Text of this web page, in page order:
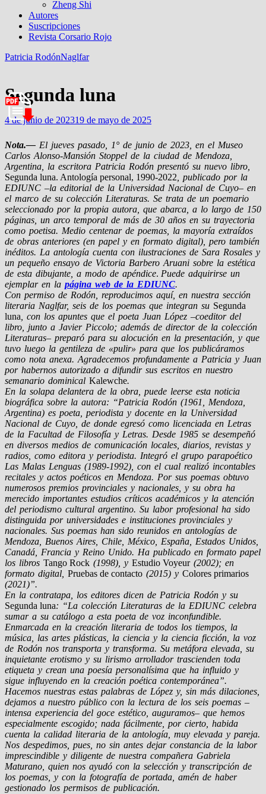
Zheng Shi
Autores
Suscripciones
Revista Corsario Rojo
Patricia RodónNaglfar
Segunda luna
4 de junio de 202319 de mayo de 2025
Nota.— El jueves pasado, 1° de junio de 2023, en el Museo
Carlos Alonso-Mansión Stoppel de la ciudad de Mendoza,
Argentina, la escritora Patricia Rodón presentó su nuevo libro,
Segunda luna. Antología personal, 1990-2022, publicado por la
EDIUNC –la editorial de la Universidad Nacional de Cuyo– en
el marco de su colección Literaturas. Se trata de un poemario
seleccionado por la propia autora, que abarca, a lo largo de 150
páginas, un arco temporal de más de 30 años en su trayectoria
como poetisa. Medio centenar de poemas, la mayoría extraídos
de obras anteriores (en papel y en formato digital), pero también
inéditos. La antología cuenta con ilustraciones de Sara Rosales y
un pequeño ensayo de Victoria Barbero Aruani sobre la estética
de esta dibujante, a modo de apéndice. Puede adquirirse un
ejemplar en la página web de la EDIUNC.
Con permiso de Rodón, reproducimos aquí, en nuestra sección
literaria Naglfar, seis de los poemas que integran su Segunda
luna, con los apuntes que el poeta Juan López –coeditor del
libro, junto a Javier Piccolo; además de director de la colección
Literaturas– preparó para su alocución en la presentación, y que
tuvo luego la gentileza de «pulir» para que los publicáramos
como nota anexa. Agradecemos profundamente a Patricia y Juan
por habernos autorizado a difundir sus escritos en nuestro
semanario dominical Kalewche.
En la solapa delantera de la obra, puede leerse esta noticia
biográfica sobre la autora: “Patricia Rodón (1961, Mendoza,
Argentina) es poeta, periodista y docente en la Universidad
Nacional de Cuyo, de donde egresó como licenciada en Letras
de la Facultad de Filosofía y Letras. Desde 1985 se desempeñó
en diversos medios de comunicación locales, diarios, revistas y
radios, como editora y periodista. Integró el grupo parapoético
Las Malas Lenguas (1989-1992), con el cual realizó incontables
recitales y actos poéticos en Mendoza. Por sus poemas obtuvo
numerosos premios provinciales y nacionales, y su obra ha
merecido importantes estudios críticos académicos y la atención
del periodismo cultural argentino. Su labor profesional ha sido
distinguida por universidades e instituciones provinciales y
nacionales. Sus poemas han sido reunidos en antologías de
Mendoza, Buenos Aires, Chile, México, España, Estados Unidos,
Canadá, Francia y Reino Unido. Ha publicado en formato papel
los libros Tango Rock (1998), y Estudio Voyeur(2002); en
formato digital, Pruebas de contacto (2015) y Colores primarios
(2021)”.
En la contratapa, los editores dicen de Patricia Rodón y su
Segunda luna: “La colección Literaturas de la EDIUNC celebra
sumar a su catálogo a esta poeta de voz inconfundible.
Enmarcada en la creación literaria de todos los tiempos, la
música, las artes plásticas, la ciencia y la ciencia ficción, la voz
de Rodón nos transporta y transforma. Su metáfora elevada, su
inquietante erotismo y su lirismo arrollador trascienden toda
etiqueta y crean una poesía personalísima que ha influido y
sigue influyendo en la creación poética contemporánea”.
Hacemos nuestras estas palabras de López y, sin más dilaciones,
dejamos a nuestro público con la lectura de los seis poemas –
intensa experiencia del goce estético, auguramos– que hemos
especialmente escogido; nada fácilmente, por cierto, habida
cuenta la calidad literaria de la antología, muy elevada y pareja.
Nos despedimos, pues, no sin antes dejar constancia de la labor
imprescindible y diligente de nuestra compañera Gabriela
Maturano, quien nos ayudó con la selección y transcripción de
los poemas, y con la fotografía de portada, amén de haber
gestionado los permisos de publicación.